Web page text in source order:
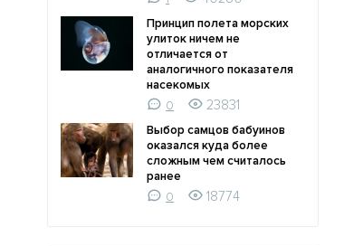
Принцип полета морских
улиток ничем не
отличается от
аналогичного показателя
насекомых
0
23831
Выбор самцов бабуинов
оказался куда более
сложным чем считалось
ранее
0
18774